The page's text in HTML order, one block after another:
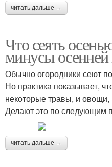
читать дальше →
Что сеять
минусы осенней
Обычно огородники сеют
Но практика показывает,
некоторые травы, и овощи,
Делают это по следующим
читать дальше →